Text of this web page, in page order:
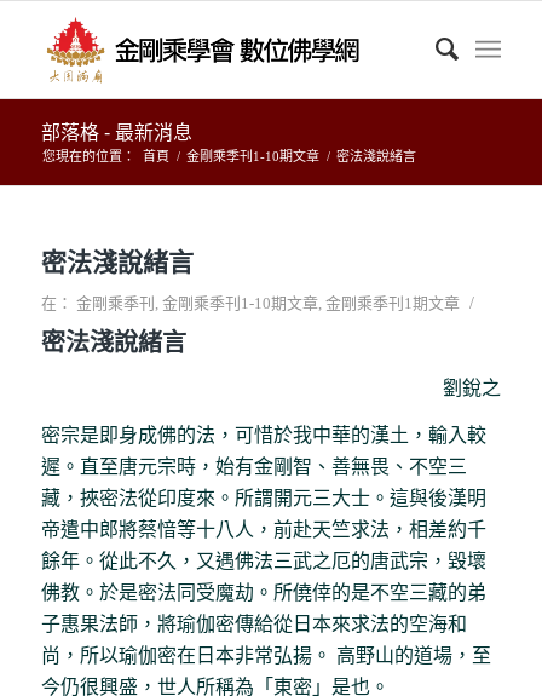
部落格 - 最新消息
您現在的位置： 首頁 / 金剛乘季刊1-10期文章 / 密法淺說緒言
密法淺說緒言
在： 金剛乘季刊 , 金剛乘季刊1-10期文章, 金剛乘季刊1期文章 /
密法淺說緒言
劉銳之
密宗是即身成佛的法，可惜於我中華的漢土，輸入較
遲。直至唐元宗時，始有金剛智、善無畏、不空三
藏，挾密法從印度來。所謂開元三大士。這與後漢明
帝遣中郎將蔡愔等十八人，前赴天竺求法，相差約千
餘年。從此不久，又遇佛法三武之厄的唐武宗，毀壞
佛教。於是密法同受魔劫。所僥倖的是不空三藏的弟
子惠果法師，將瑜伽密傳給從日本來求法的空海和
尚，所以瑜伽密在日本非常弘揚。 高野山的道場，至
今仍很興盛，世人所稱為「東密」是也。